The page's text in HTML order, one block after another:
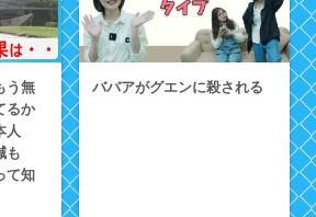
う無
るか
人
も
て知
ババアがグエンに殺される